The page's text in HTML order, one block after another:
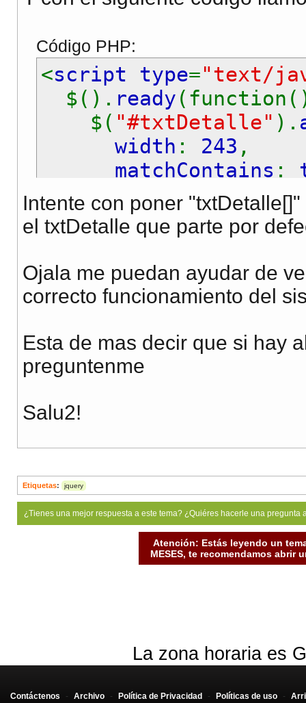
$("#area"
$("#area"+cual ).
$(
"#area"+cual ).
$( "#area"+cual).
return false
</script>
Código PHP:
<script type="text/
$(). ready
$( "#txtDetalle" ).
width : 243 ,
matchContains :
selectFirst:
});
</script>
Intente con poner
el txtDetalle que parte por
Ojala me puedan ayudar de
correcto funcionamiento del
Esta de mas decir que si hay
preguntenme
Salu2!
Etiquetas: jquery
¿Tienes una mejor respuesta a este tema? ¿Quiéres hacerle una
Atención: Estás leyendo un
MESES, te recomendamos abrir
La zona horaria es
Contáctenos - Archivo - Política de Privacidad - Políticas de uso -